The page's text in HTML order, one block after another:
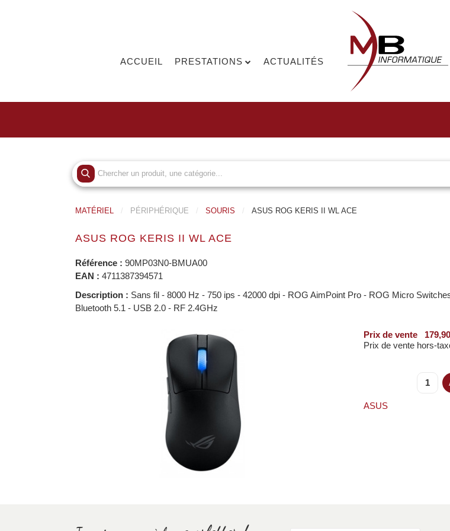
ACCUEIL PRESTATIONS ACTUALITÉS
MATÉRIEL PÉRIPHÉRIQUE SOURIS ASUS ROG KERIS II WL ACE
ASUS ROG KERIS II WL ACE
Référence : 90MP03N0-BMUA00
EAN : 4711387394571
Description : Sans fil - 8000 Hz - 750 ips - 42000 dpi - ROG AimPoint Pro - ROG Micro
Bluetooth 5.1 - USB 2.0 - RF 2.4GHz
Prix ​​de vente
Prix de vente hors-
ASUS